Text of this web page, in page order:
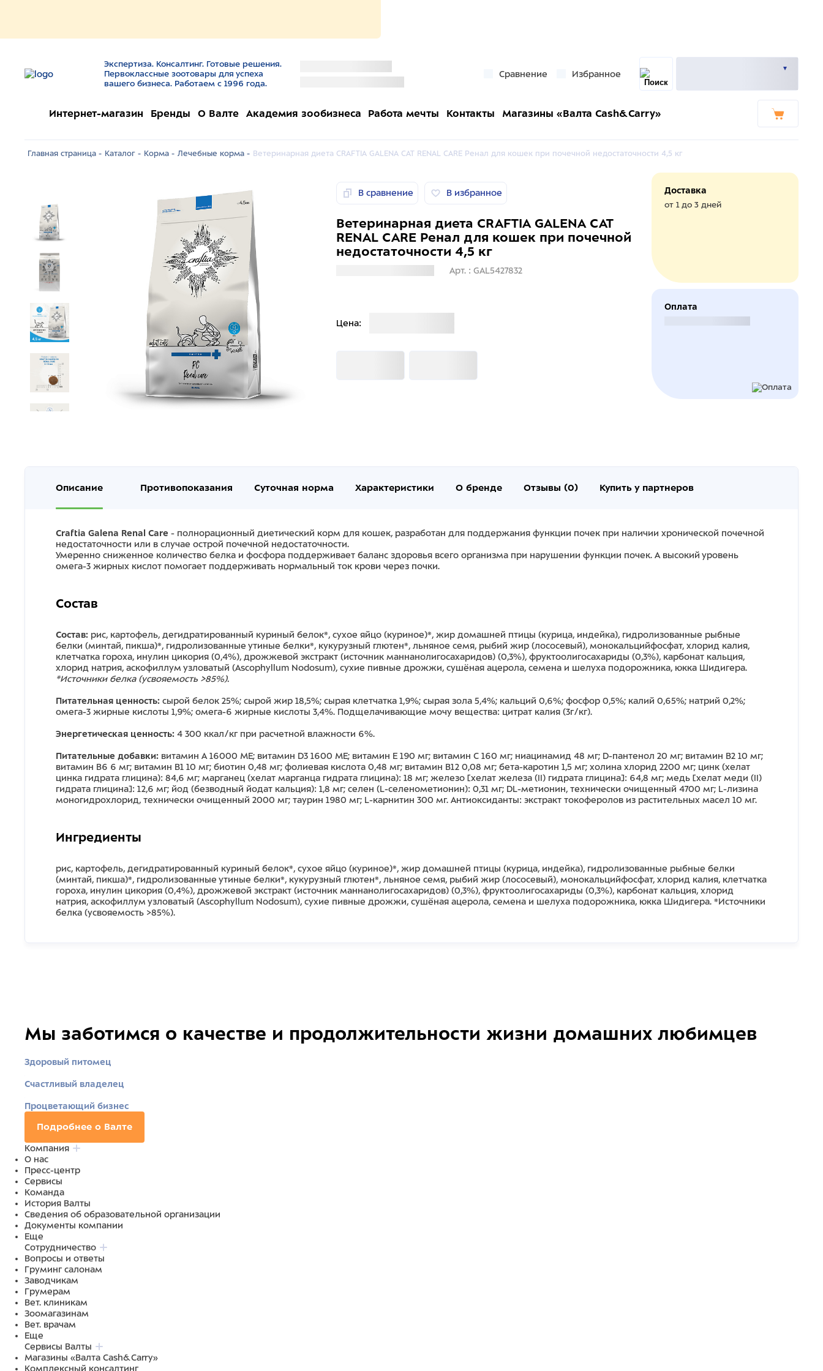
Экспертиза. Консалтинг. Готовые решения.
Первоклассные зоотовары для успеха
вашего бизнеса. Работаем с 1996 года.
Сравнение Избранное
Интернет-магазин Бренды О Валте Академия зообизнеса Работа мечты Контакты Магазины «Валта Cash&Carry»
Главная страница - Каталог - Корма - Лечебные корма - Ветеринарная диета CRAFTIA GALENA CAT RENAL CARE Ренал для кошек при почечной недостаточности 4,5 кг
В сравнение В избранное
Ветеринарная диета CRAFTIA GALENA CAT
RENAL CARE Ренал для кошек при почечной
недостаточности 4,5 кг
Арт. : GAL5427832
Цена:
Доставка
от 1 до 3 дней
Оплата
Описание Противопоказания Суточная норма Характеристики О бренде Отзывы (0) Купить у партнеров
Craftia Galena Renal Care - полнорационный диетический корм для кошек, разработан для поддержания функции почек при наличии хронической почечной
недостаточности или в случае острой почечной недостаточности.
Умеренно сниженное количество белка и фосфора поддерживает баланс здоровья всего организма при нарушении функции почек. А высокий уровень
омега-3 жирных кислот помогает поддерживать нормальный ток крови через почки.
Состав
Состав: рис, картофель, дегидратированный куриный белок*, сухое яйцо (куриное)*, жир домашней птицы (курица, индейка), гидролизованные рыбные
белки (минтай, пикша)*, гидролизованные утиные белки*, кукурузный глютен*, льняное семя, рыбий жир (лососевый), монокальцийфосфат, хлорид калия,
клетчатка гороха, инулин цикория (0,4%), дрожжевой экстракт (источник маннанoлигосахаридов) (0,3%), фруктоолигосахариды (0,3%), карбонат кальция,
хлорид натрия, аскофиллум узловатый (Ascophyllum Nodosum), сухие пивные дрожжи, сушёная ацерола, семена и шелуха подорожника, юкка Шидигера.
*Источники белка (усвояемость >85%).
Питательная ценность: сырой белок 25%; сырой жир 18,5%; сырая клетчатка 1,9%; сырая зола 5,4%; кальций 0,6%; фосфор 0,5%; калий 0,65%; натрий 0,2%;
омега-3 жирные кислоты 1,9%; омега-6 жирные кислоты 3,4%. Подщелачивающие мочу вещества: цитрат калия (3г/кг).
Энергетическая ценность: 4 300 ккал/кг при расчетной влажности 6%.
Питательные добавки: витамин А 16000 МЕ; витамин D3 1600 МЕ; витамин E 190 мг; витамин C 160 мг; ниацинамид 48 мг; D-пантенол 20 мг; витамин B2 10 мг;
витамин B6 6 мг; витамин B1 10 мг; биотин 0,48 мг; фолиевая кислота 0,48 мг; витамин B12 0,08 мг; бета-каротин 1,5 мг; холина хлорид 2200 мг; цинк (хелат
цинка гидрата глицина): 84,6 мг; марганец (хелат марганца гидрата глицина): 18 мг; железо [хелат железа (II) гидрата глицина]: 64,8 мг; медь [хелат меди (II)
гидрата глицина]: 12,6 мг; йод (безводный йодат кальция): 1,8 мг; селен (L-селенометионин): 0,31 мг; DL-метионин, технически очищенный 4700 мг; L-лизина
моногидрохлорид, технически очищенный 2000 мг; таурин 1980 мг; L-карнитин 300 мг. Антиоксиданты: экстракт токоферолов из растительных масел 10 мг.
Ингредиенты
рис, картофель, дегидратированный куриный белок*, сухое яйцо (куриное)*, жир домашней птицы (курица, индейка), гидролизованные рыбные белки
(минтай, пикша)*, гидролизованные утиные белки*, кукурузный глютен*, льняное семя, рыбий жир (лососевый), монокальцийфосфат, хлорид калия, клетчатка
гороха, инулин цикория (0,4%), дрожжевой экстракт (источник маннанoлигосахаридов) (0,3%), фруктоолигосахариды (0,3%), карбонат кальция, хлорид
натрия, аскофиллум узловатый (Ascophyllum Nodosum), сухие пивные дрожжи, сушёная ацерола, семена и шелуха подорожника, юкка Шидигера. *Источники
белка (усвояемость >85%).
Мы заботимся о качестве и продолжительности жизни домашних любимцев
Здоровый питомец
Счастливый владелец
Процветающий бизнес
Подробнее о Валте
Компания
О нас
Пресс-центр
Сервисы
Команда
История Валты
Сведения об образовательной организации
Документы компании
Еще
Сотрудничество
Вопросы и ответы
Груминг салонам
Заводчикам
Грумерам
Вет. клиникам
Зоомагазинам
Вет. врачам
Еще
Сервисы Валты
Магазины «Валта Cash&Carry»
Комплексный консалтинг